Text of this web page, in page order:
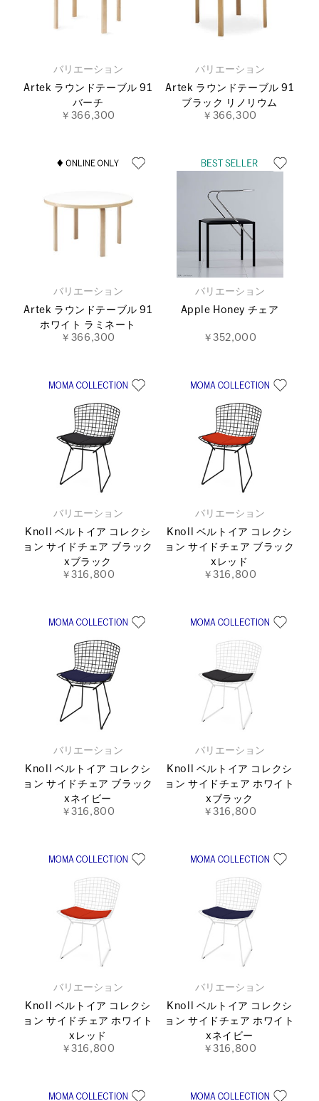
バリエーション
Artek ラウンドテーブル 91
バーチ
￥366,300
バリエーション
Artek ラウンドテーブル 91
ブラック リノリウム
￥366,300
バリエーション
Artek ラウンドテーブル 91
ホワイト ラミネート
￥366,300
バリエーション
Apple Honey チェア
￥352,000
バリエーション
Knoll ベルトイア コレクシ
ョン サイドチェア ブラック
xブラック
￥316,800
バリエーション
Knoll ベルトイア コレクシ
ョン サイドチェア ブラック
xレッド
￥316,800
バリエーション
Knoll ベルトイア コレクシ
ョン サイドチェア ブラック
xネイビー
￥316,800
バリエーション
Knoll ベルトイア コレクシ
ョン サイドチェア ホワイト
xブラック
￥316,800
バリエーション
Knoll ベルトイア コレクシ
ョン サイドチェア ホワイト
xレッド
￥316,800
バリエーション
Knoll ベルトイア コレクシ
ョン サイドチェア ホワイト
xネイビー
￥316,800